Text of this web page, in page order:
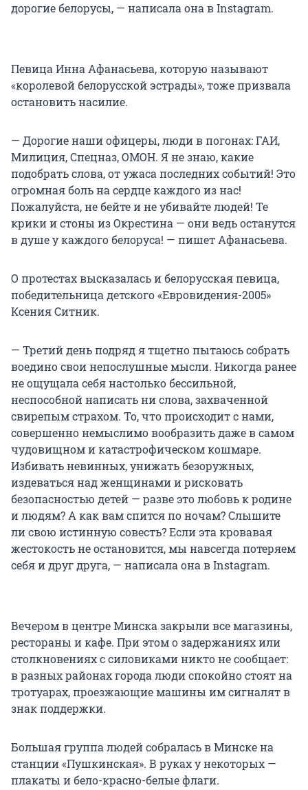
дорогие белорусы, — написала она в Instagram.
Певица Инна Афанасьева, которую называют
«королевой белорусской эстрады», тоже призвала
остановить насилие.
— Дорогие наши офицеры, люди в погонах: ГАИ,
Милиция, Спецназ, ОМОН. Я не знаю, какие
подобрать слова, от ужаса последних событий! Это
огромная боль на сердце каждого из нас!
Пожалуйста, не бейте и не убивайте людей! Те
крики и стоны из Окрестина — они ведь останутся
в душе у каждого белоруса! — пишет Афанасьева.
О протестах высказалась и белорусская певица,
победительница детского «Евровидения-2005»
Ксения Ситник.
— Третий день подряд я тщетно пытаюсь собрать
воедино свои непослушные мысли. Никогда ранее
не ощущала себя настолько бессильной,
неспособной написать ни слова, захваченной
свирепым страхом. То, что происходит с нами,
совершенно немыслимо вообразить даже в самом
чудовищном и катастрофическом кошмаре.
Избивать невинных, унижать безоружных,
издеваться над женщинами и рисковать
безопасностью детей — разве это любовь к родине
и людям? А как вам спится по ночам? Слышите
ли свою истинную совесть? Если эта кровавая
жестокость не остановится, мы навсегда потеряем
себя и друг друга, — написала она в Instagram.
Вечером в центре Минска закрыли все магазины,
рестораны и кафе. При этом о задержаниях или
столкновениях с силовиками никто не сообщает:
в разных районах города люди спокойно стоят на
тротуарах, проезжающие машины им сигналят в
знак поддержки.
Большая группа людей собралась в Минске на
станции «Пушкинская». В руках у некоторых —
плакаты и бело-красно-белые флаги.